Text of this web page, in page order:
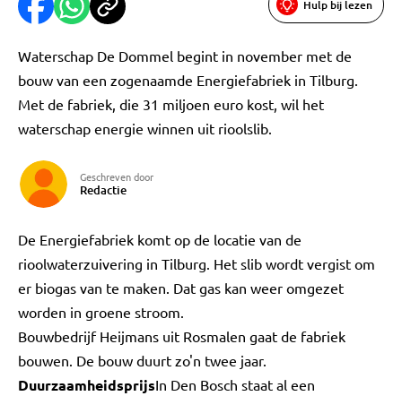
Hulp bij lezen
Waterschap De Dommel begint in november met de
bouw van een zogenaamde Energiefabriek in Tilburg.
Met de fabriek, die 31 miljoen euro kost, wil het
waterschap energie winnen uit rioolslib.
Geschreven door
Redactie
De Energiefabriek komt op de locatie van de
rioolwaterzuivering in Tilburg. Het slib wordt vergist om
er biogas van te maken. Dat gas kan weer omgezet
worden in groene stroom.
Bouwbedrijf Heijmans uit Rosmalen gaat de fabriek
bouwen. De bouw duurt zo'n twee jaar.
DuurzaamheidsprijsIn Den Bosch staat al een